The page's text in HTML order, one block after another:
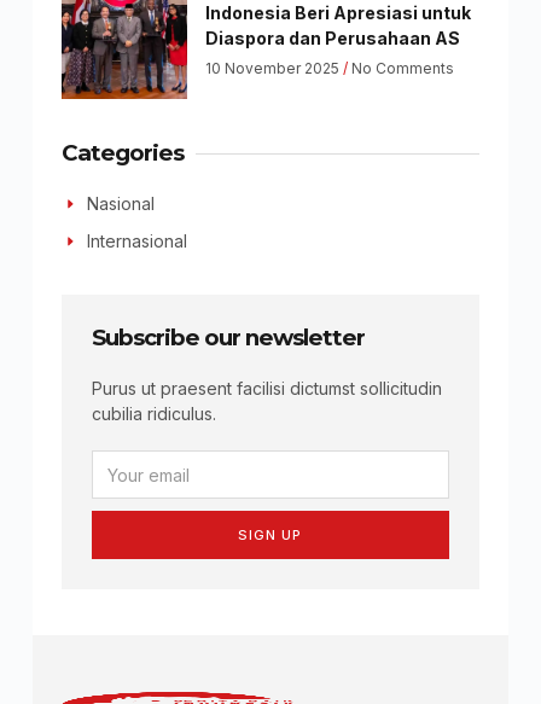
Indonesia Beri Apresiasi untuk
Diaspora dan Perusahaan AS
10 November 2025 No Comments
Categories
Nasional
Internasional
Subscribe our newsletter
Purus ut praesent facilisi dictumst sollicitudin
cubilia ridiculus.
SIGN UP